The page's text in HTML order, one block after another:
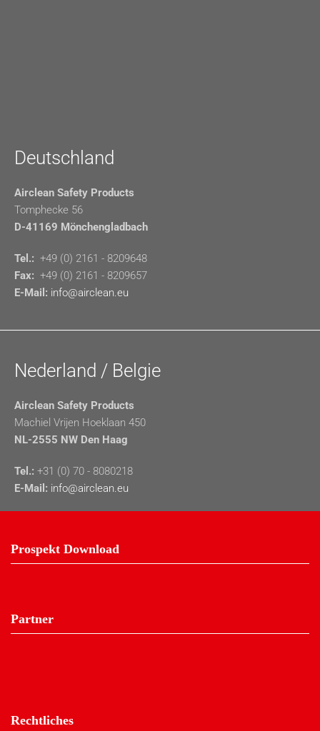
Deutschland
Airclean Safety Products
Tomphecke 56
D-41169 Mönchengladbach
Tel.: +49 (0) 2161 - 8209648
Fax: +49 (0) 2161 - 8209657
E-Mail: info@airclean.eu
Nederland / Belgie
Airclean Safety Products
Machiel Vrijen Hoeklaan 450
NL-2555 NW Den Haag
Tel.: +31 (0) 70 - 8080218
E-Mail: info@airclean.eu
Prospekt Download
Partner
Rechtliches